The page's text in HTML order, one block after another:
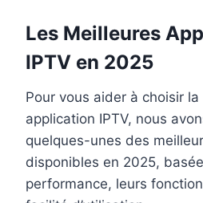
Les Meilleures
IPTV en 2025
Pour vous aider à choisir la
application IPTV, nous
quelques-unes des
disponibles en 2025,
performance, leurs